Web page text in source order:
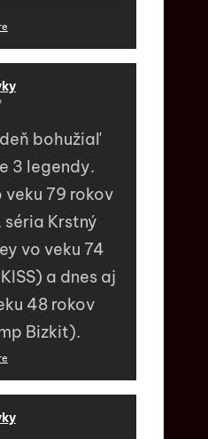
bohužiaľ
3 legendy.
veku 79 rokov
Krstný
vo veku 74
a dnes aj
48 rokov
Bizkit).